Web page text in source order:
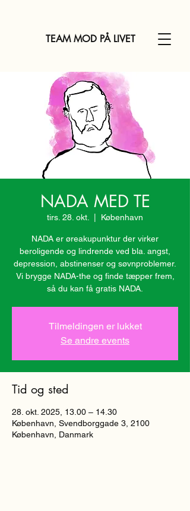
TEAM MOD PÅ LIVET
NADA MED TE
tirs. 28. okt. København
NADA er øreakupunktur der virker
beroligende og lindrende ved bla. angst,
depression, abstinenser og søvnproblemer.
Vi brygge NADA-the og finde tæpper frem,
så du kan få gratis NADA.
Tilmeldingen er lukket
Se andre events
Tid og sted
28. okt. 2025, 13.00 – 14.30
København, Svendborggade 3, 2100
København, Danmark